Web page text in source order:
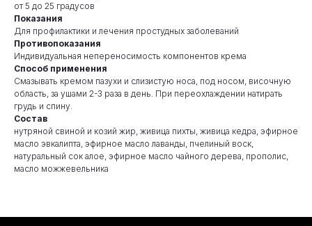
от 5 до 25 градусов
Показания
Для профилактики и лечения простудных заболеваний
Противопоказания
Индивидуальная непереносимость компонентов крема
Способ применения
Смазывать кремом пазухи и слизистую носа, под носом, височную
область, за ушами 2-3 раза в день. При переохлаждении натирать
грудь и спину.
Состав
нутряной свиной и козий жир, живица пихты, живица кедра, эфирное
масло эвкалипта, эфирное масло лаванды, пчелиный воск,
натуральный сок алое, эфирное масло чайного дерева, прополис,
масло можжевельника